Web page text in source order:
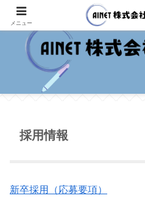
採用情報
新卒採用（応募要項）
メニュー